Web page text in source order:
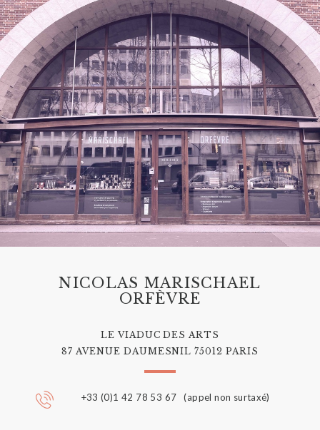
NICOLAS MARISCHAEL
ORFÈVRE
LE VIADUC DES ARTS
87 AVENUE DAUMESNIL 75012 PARIS
+33 (0)1 42 78 53 67 (appel non surtaxé)